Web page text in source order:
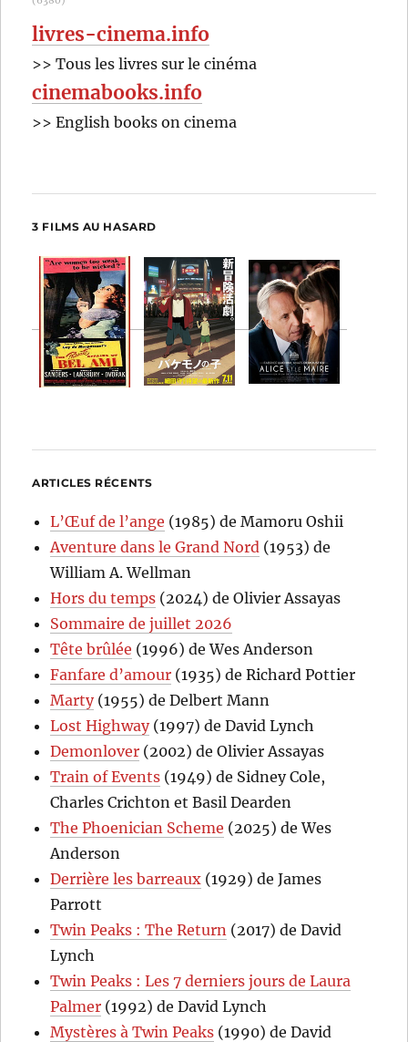
livres-cinema.info
>> Tous les livres sur le cinéma
cinemabooks.info
>> English books on cinema
3 FILMS AU HASARD
ARTICLES RÉCENTS
L’Œuf de l’ange (1985) de Mamoru Oshii
Aventure dans le Grand Nord (1953) de
William A. Wellman
Hors du temps (2024) de Olivier Assayas
Sommaire de juillet 2026
Tête brûlée (1996) de Wes Anderson
Fanfare d’amour (1935) de Richard Pottier
Marty(1955) de Delbert Mann
Lost Highway(1997) de David Lynch
Demonlover (2002) de Olivier Assayas
Train of Events (1949) de Sidney Cole,
Charles Crichton et Basil Dearden
The Phoenician Scheme (2025) de Wes
Anderson
Derrière les barreaux (1929) de James
Parrott
Twin Peaks : The Return (2017) de David
Lynch
Twin Peaks : Les 7 derniers jours de Laura
Palmer (1992) de David Lynch
Mystères à Twin Peaks (1990) de David